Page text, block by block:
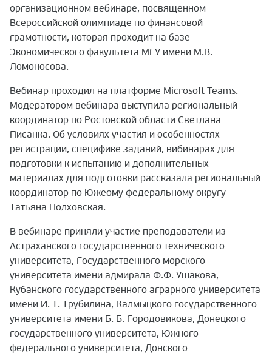
организационном вебинаре, посвященном
Всероссийской олимпиаде по финансовой
грамотности, которая проходит на базе
Экономического факультета МГУ имени М.В.
Ломоносова.
Вебинар проходил на платформе Microsoft Teams.
Модератором вебинара выступила региональный
координатор по Ростовской области Светлана
Писанка. Об условиях участия и особенностях
регистрации, специфике заданий, вибинарах для
подготовки к испытанию и дополнительных
материалах для подготовки рассказала региональный
координатор по Южеому федеральному округу
Татьяна Полховская.
В вебинаре приняли участие преподаватели из
Астраханского государственного технического
университета, Государственного морского
университета имени адмирала Ф.Ф. Ушакова,
Кубанского государственного аграрного университета
имени И. Т. Трубилина, Калмыцкого государственного
университета имени Б. Б. Городовикова, Донецкого
государственного университета, Южного
федерального университета, Донского